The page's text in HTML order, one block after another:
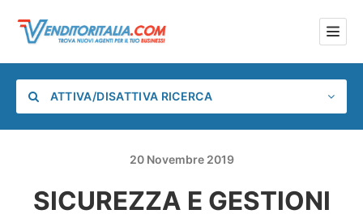
ATTIVA/DISATTIVA RICERCA
20 Novembre 2019
SICUREZZA E GESTIONI